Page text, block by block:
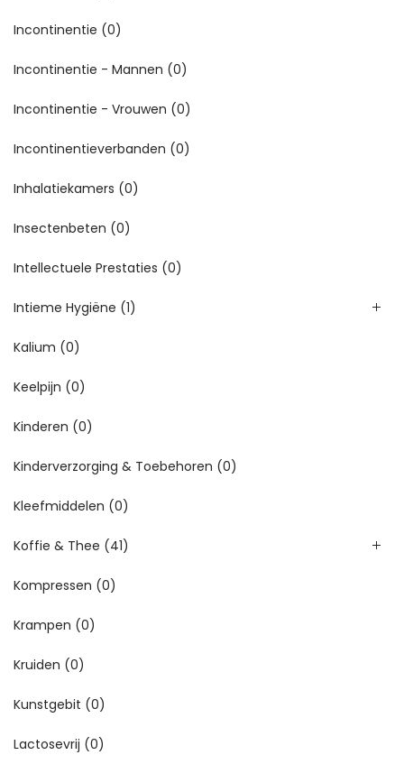
Incontinentie (0)
Incontinentie - Mannen (0)
Incontinentie - Vrouwen (0)
Incontinentieverbanden (0)
Inhalatiekamers (0)
Insectenbeten (0)
Intellectuele Prestaties (0)
Intieme Hygiëne (1)
Kalium (0)
Keelpijn (0)
Kinderen (0)
Kinderverzorging & Toebehoren (0)
Kleefmiddelen (0)
Koffie & Thee (41)
Kompressen (0)
Krampen (0)
Kruiden (0)
Kunstgebit (0)
Lactosevrij (0)